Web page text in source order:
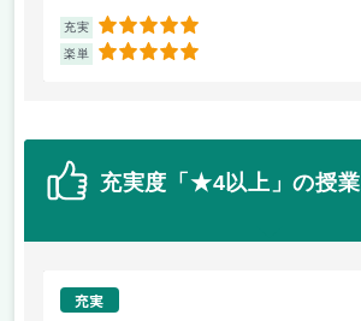
充実 5
楽単 5
充実度「★4以上」の授業
充実